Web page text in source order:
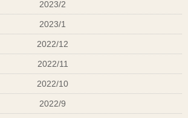
2023/2
2023/1
2022/12
2022/11
2022/10
2022/9